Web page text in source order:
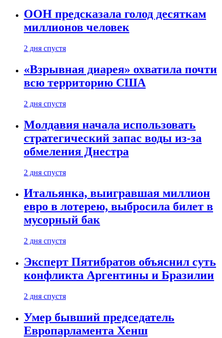
ООН предсказала голод десяткам
миллионов человек
2 дня спустя
«Взрывная диарея» охватила почти
всю территорию США
2 дня спустя
Молдавия начала использовать
стратегический запас воды из-за
обмеления Днестра
2 дня спустя
Итальянка, выигравшая миллион
евро в лотерею, выбросила билет в
мусорный бак
2 дня спустя
Эксперт Пятибратов объяснил суть
конфликта Аргентины и Бразилии
2 дня спустя
Умер бывший председатель
Европарламента Хенш